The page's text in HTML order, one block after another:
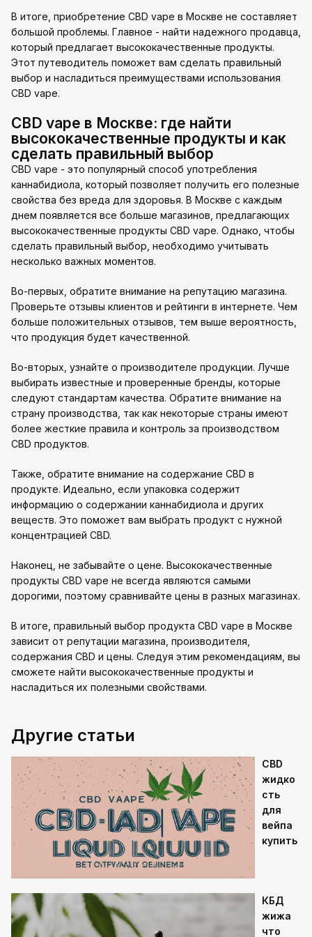
В итоге, приобретение CBD vape в Москве не составляет
большой проблемы. Главное - найти надежного продавца,
который предлагает высококачественные продукты.
Этот путеводитель поможет вам сделать правильный
выбор и насладиться преимуществами использования
CBD vape.
CBD vape в Москве: где найти
высококачественные продукты и как
сделать правильный выбор
CBD vape - это популярный способ употребления
каннабидиола, который позволяет получить его полезные
свойства без вреда для здоровья. В Москве с каждым
днем появляется все больше магазинов, предлагающих
высококачественные продукты CBD vape. Однако, чтобы
сделать правильный выбор, необходимо учитывать
несколько важных моментов.
Во-первых, обратите внимание на репутацию магазина.
Проверьте отзывы клиентов и рейтинги в интернете. Чем
больше положительных отзывов, тем выше вероятность,
что продукция будет качественной.
Во-вторых, узнайте о производителе продукции. Лучше
выбирать известные и проверенные бренды, которые
следуют стандартам качества. Обратите внимание на
страну производства, так как некоторые страны имеют
более жесткие правила и контроль за производством
CBD продуктов.
Также, обратите внимание на содержание CBD в
продукте. Идеально, если упаковка содержит
информацию о содержании каннабидиола и других
веществ. Это поможет вам выбрать продукт с нужной
концентрацией CBD.
Наконец, не забывайте о цене. Высококачественные
продукты CBD vape не всегда являются самыми
дорогими, поэтому сравнивайте цены в разных магазинах.
В итоге, правильный выбор продукта CBD vape в Москве
зависит от репутации магазина, производителя,
содержания CBD и цены. Следуя этим рекомендациям, вы
сможете найти высококачественные продукты и
насладиться их полезными свойствами.
Другие статьи
CBD
жидко
сть
для
вейпа
купить
КБД
жижа
что